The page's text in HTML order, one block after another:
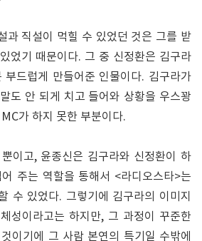
과 직설이 먹힐 수 있었던 것은 그를 받
었기 때문이다. 그 중 신정환은 김구라
부드럽게 만들어준 인물이다. 김구라가
도 안 되게 치고 들어와 상황을 우스꽝
가 하지 못한 부분이다.
이고, 윤종신은 김구라와 신정환이 하
주는 역할을 통해서 <라디오스타>는
수 있었다. 그렇기에 김구라의 이미지
성이라고는 하지만, 그 과정이 꾸준한
이기에 그 사람 본연의 특기일 수밖에